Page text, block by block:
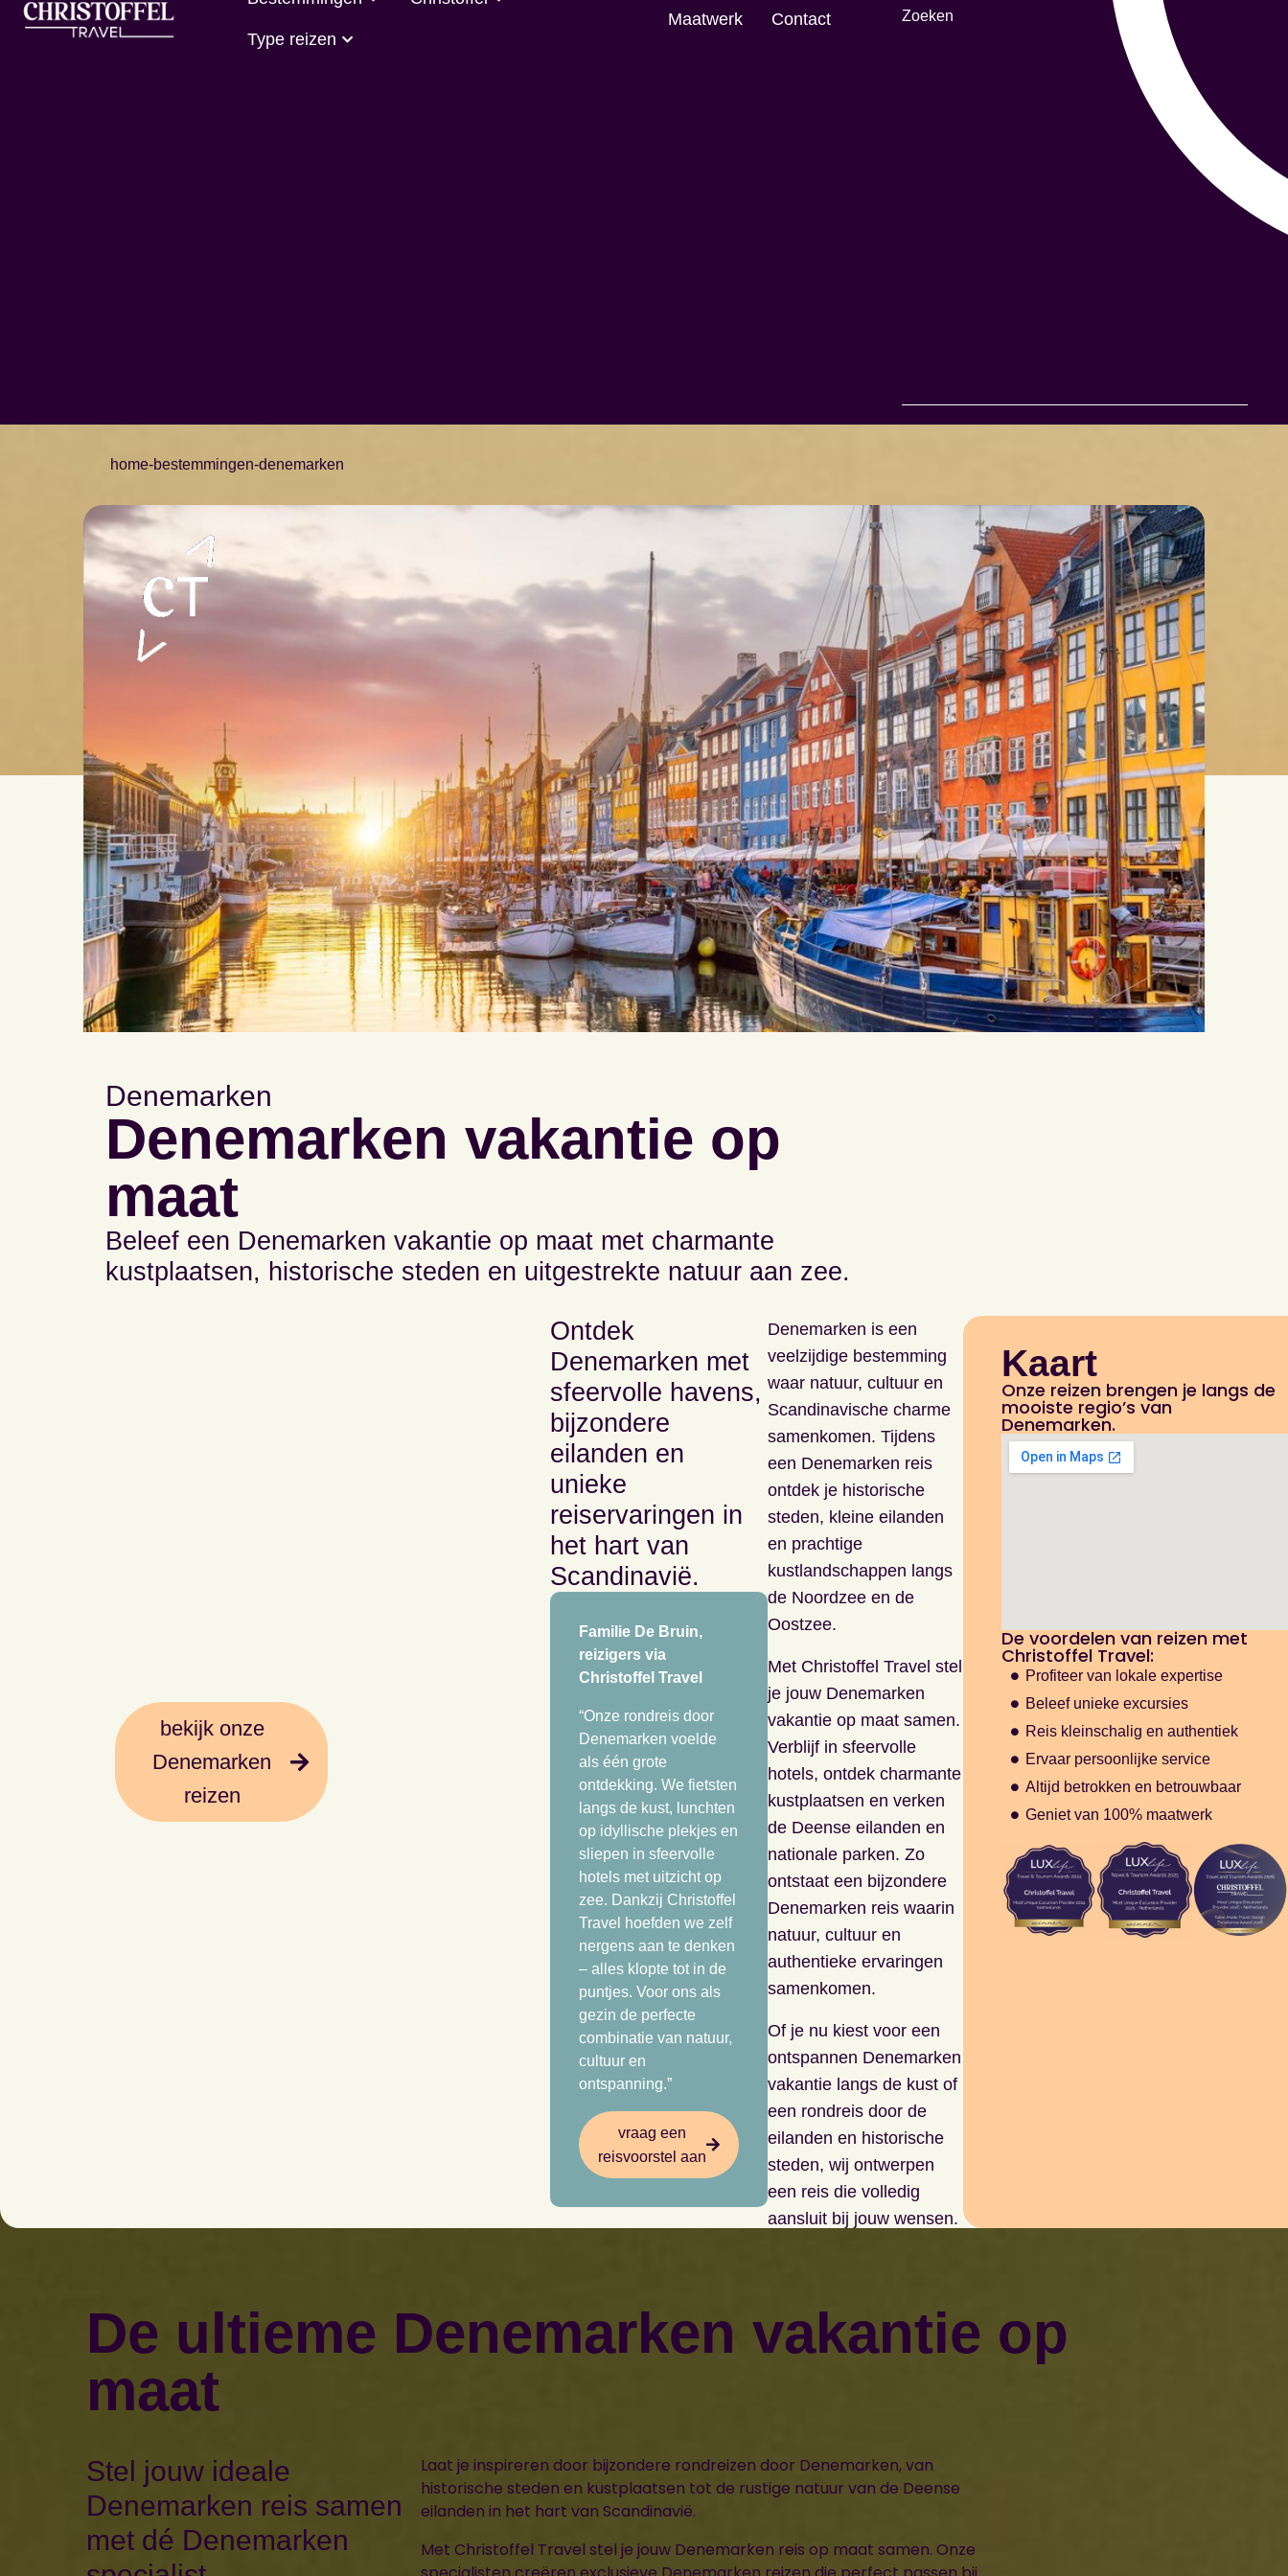
Type reizen
Maatwerk Contact
home-bestemmingen-denemarken
Denemarken
Denemarken vakantie op
maat
Beleef een Denemarken vakantie op maat met charmante
kustplaatsen, historische steden en uitgestrekte natuur aan zee.
bekijk onze
Denemarken
reizen
Ontdek
Denemarken met
sfeervolle havens,
bijzondere
eilanden en
unieke
reiservaringen in
het hart van
Scandinavië.
Familie De Bruin,
reizigers via
Christoffel Travel
“Onze rondreis door
Denemarken voelde
als één grote
ontdekking. We fietsten
langs de kust, lunchten
op idyllische plekjes en
sliepen in sfeervolle
hotels met uitzicht op
zee. Dankzij Christoffel
Travel hoefden we zelf
nergens aan te denken
– alles klopte tot in de
puntjes. Voor ons als
gezin de perfecte
combinatie van natuur,
cultuur en
ontspanning.”
vraag een
reisvoorstel aan
Denemarken is een
veelzijdige bestemming
waar natuur, cultuur en
Scandinavische charme
samenkomen. Tijdens
een Denemarken reis
ontdek je historische
steden, kleine eilanden
en prachtige
kustlandschappen langs
de Noordzee en de
Oostzee.
Met Christoffel Travel stel
je jouw Denemarken
vakantie op maat samen.
Verblijf in sfeervolle
hotels, ontdek charmante
kustplaatsen en verken
de Deense eilanden en
nationale parken. Zo
ontstaat een bijzondere
Denemarken reis waarin
natuur, cultuur en
authentieke ervaringen
samenkomen.
Of je nu kiest voor een
ontspannen Denemarken
vakantie langs de kust of
een rondreis door de
eilanden en historische
steden, wij ontwerpen
een reis die volledig
aansluit bij jouw wensen.
Kaart
Onze reizen brengen je langs de
mooiste regio’s van
Denemarken.
De voordelen van reizen met
Christoffel Travel:
Profiteer van lokale expertise
Beleef unieke excursies
Reis kleinschalig en authentiek
Ervaar persoonlijke service
Altijd betrokken en betrouwbaar
Geniet van 100% maatwerk
De ultieme Denemarken vakantie op
maat
Stel jouw ideale
Denemarken reis samen
met dé Denemarken
Laat je inspireren door bijzondere rondreizen door Denemarken, van
historische steden en kustplaatsen tot de rustige natuur van de Deense
eilanden in het hart van Scandinavië.
Met Christoffel Travel stel je jouw Denemarken reis op maat samen. Onze